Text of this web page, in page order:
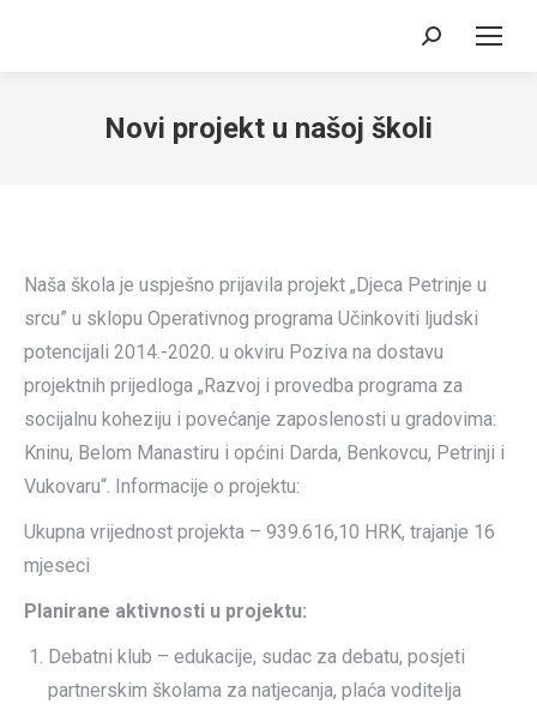
Search:
Novi projekt u našoj školi
Naša škola je uspješno prijavila projekt „Djeca Petrinje u
srcu” u sklopu Operativnog programa Učinkoviti ljudski
potencijali 2014.-2020. u okviru Poziva na dostavu
projektnih prijedloga „Razvoj i provedba programa za
socijalnu koheziju i povećanje zaposlenosti u gradovima:
Kninu, Belom Manastiru i općini Darda, Benkovcu, Petrinji i
Vukovaru“. Informacije o projektu:
Ukupna vrijednost projekta – 939.616,10 HRK, trajanje 16
mjeseci
Planirane aktivnosti u projektu:
Debatni klub – edukacije, sudac za debatu, posjeti
partnerskim školama za natjecanja, plaća voditelja